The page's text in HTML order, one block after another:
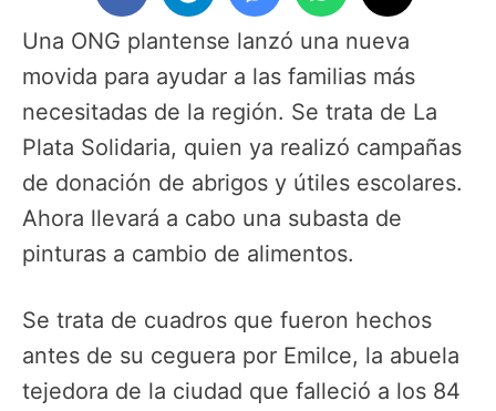
Una ONG plantense lanzó una nueva
movida para ayudar a las familias más
necesitadas de la región. Se trata de La
Plata Solidaria, quien ya realizó campañas
de donación de abrigos y útiles escolares.
Ahora llevará a cabo una subasta de
pinturas a cambio de alimentos.
Se trata de cuadros que fueron hechos
antes de su ceguera por Emilce, la abuela
tejedora de la ciudad que falleció a los 84